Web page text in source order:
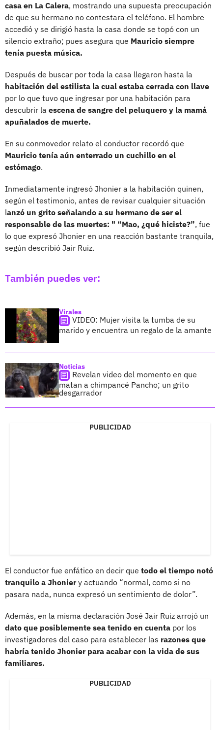
casa en La Calera, mostrando una supuesta preocupación
de que su hermano no contestara el teléfono. El hombre
accedió y se dirigió hasta la casa donde se topó con un
silencio extraño; pues asegura que Mauricio siempre
tenía puesta música.
Después de buscar por toda la casa llegaron hasta la
habitación del estilista la cual estaba cerrada con llave
por lo que tuvo que ingresar por una habitación para
descubrir la escena de sangre del peluquero y la mamá
apuñalados de muerte.
En su conmovedor relato el conductor recordó que
Mauricio tenía aún enterrado un cuchillo en el
estómago.
Inmediatamente ingresó Jhonier a la habitación quinen,
según el testimonio, antes de revisar cualquier situación
lanzó un grito señalando a su hermano de ser el
responsable de las muertes: " “Mao, ¿qué hiciste?”, fue
lo que expresó Jhonier en una reacción bastante tranquila,
según describió Jair Ruiz.
También puedes ver:
Virales
VIDEO: Mujer visita la tumba de su
marido y encuentra un regalo de la amante
Noticias
Revelan video del momento en que
matan a chimpancé Pancho; un grito
desgarrador
PUBLICIDAD
El conductor fue enfático en decir que todo el tiempo notó
tranquilo a Jhoniery actuando “normal, como si no
pasara nada, nunca expresó un sentimiento de dolor”.
Además, en la misma declaración José Jair Ruiz arrojó un
dato que posiblemente sea tenido en cuenta por los
investigadores del caso para establecer las razones que
habría tenido Jhonier para acabar con la vida de sus
familiares.
PUBLICIDAD